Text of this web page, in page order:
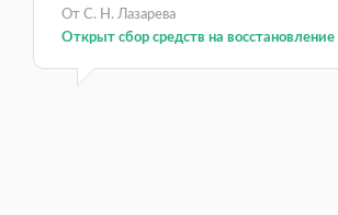
От С. Н. Лазарева
Открыт сбор средств на